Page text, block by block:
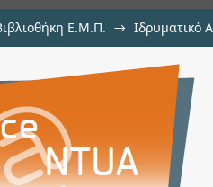
Ε.Μ.Π. → Ιδρυματικό
ενός